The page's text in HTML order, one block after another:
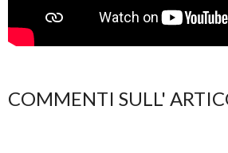
COMMENTI SULL'